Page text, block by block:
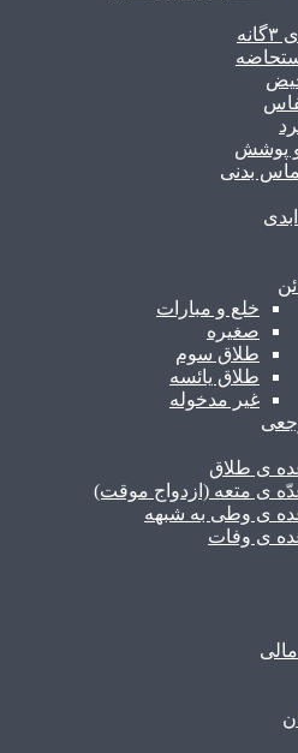
پوشش
بدنی
خلع و مبارات
صغیره
طلاق سوم
طلاق یائسه
غیر مدخوله
ی طلاق
ی متعه (ازدواج موقت)
ی وطی به شبهه
ی وفات